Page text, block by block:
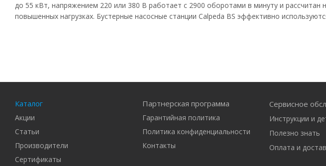
до 55 кВт, напряжением 220 или 380 В работает с 2900 оборотами в минуту и
повышенных нагрузках. Бустерные насосные станции Calpeda BS эффективно
Каталог
Акции
Статьи
Производители
Сертификаты
Партнерская программа
Гарантийная политика
Политика конфиденциальности
Контакты
Сервисное
Инструкции и
Полезно знать
Оплата и